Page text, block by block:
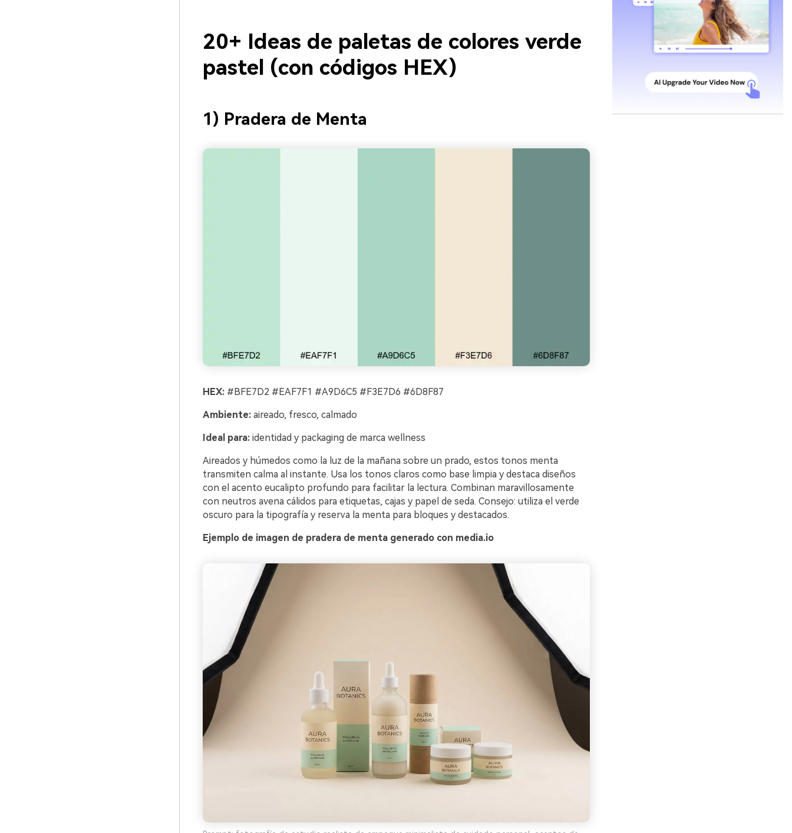
20+ Ideas de paletas de colores verde
pastel (con códigos HEX)
1) Pradera de Menta
HEX:#BFE7D2 #EAF7F1 #A9D6C5 #F3E7D6 #6D8F87
Ambiente:aireado, fresco, calmado
Ideal para:identidad y packaging de marca wellness
Aireados y húmedos como la luz de la mañana sobre un prado, estos tonos menta
transmiten calma al instante. Usa los tonos claros como base limpia y destaca diseños
con el acento eucalipto profundo para facilitar la lectura. Combinan maravillosamente
con neutros avena cálidos para etiquetas, cajas y papel de seda. Consejo: utiliza el verde
oscuro para la tipografía y reserva la menta para bloques y destacados.
Ejemplo de imagen de pradera de menta generado con media.io